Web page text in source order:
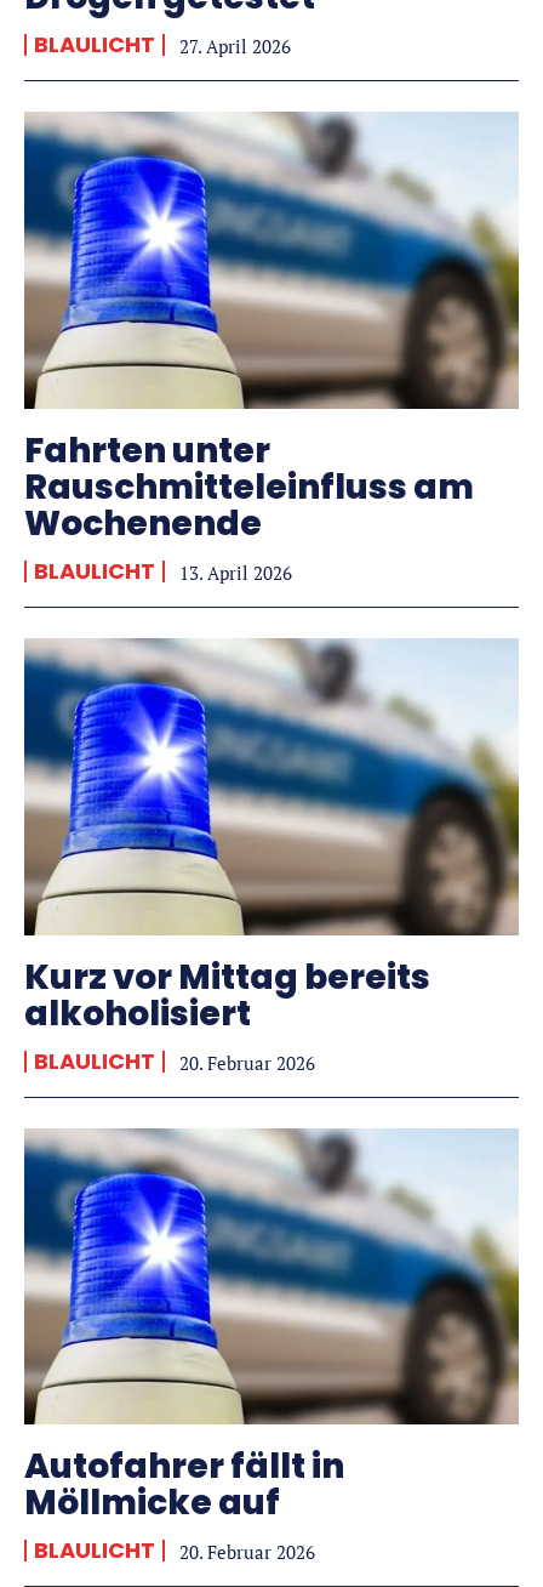
BLAULICHT 27. April 2026
Fahrten unter
Rauschmitteleinfluss am
Wochenende
BLAULICHT 13. April 2026
Kurz vor Mittag bereits
alkoholisiert
BLAULICHT 20. Februar 2026
Autofahrer fällt in
Möllmicke auf
BLAULICHT 20. Februar 2026